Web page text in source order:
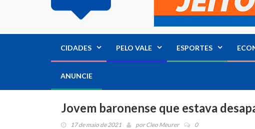
CIDADES PELO VALE ESPORTES
ANUNCIE
Jovem baronense que estava
17 de maio de 2021 porCleo Meurer 0